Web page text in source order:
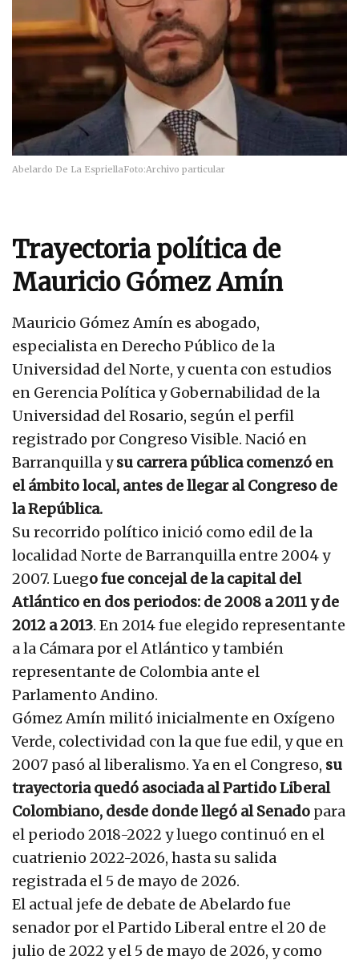
Abelardo De La EspriellaFoto:Archivo particular
Trayectoria política de
Mauricio Gómez Amín
Mauricio Gómez Amín es abogado,
especialista en Derecho Público de la
Universidad del Norte, y cuenta con estudios
en Gerencia Política y Gobernabilidad de la
Universidad del Rosario, según el perfil
registrado por Congreso Visible. Nació en
Barranquilla ysu carrera pública comenzó en
el ámbito local, antes de llegar al Congreso de
la República.
Su recorrido político inició como edil de la
localidad Norte de Barranquilla entre 2004 y
2007. Luego fue concejal de la capital del
Atlántico en dos periodos: de 2008 a 2011 y de
2012 a 2013. En 2014 fue elegido representante
a la Cámara por el Atlántico y también
representante de Colombia ante el
Parlamento Andino.
Gómez Amín militó inicialmente en Oxígeno
Verde, colectividad con la que fue edil, y que en
2007 pasó al liberalismo. Ya en el Congreso, su
trayectoria quedó asociada al Partido Liberal
Colombiano, desde donde llegó al Senado para
el periodo 2018-2022 y luego continuó en el
cuatrienio 2022-2026, hasta su salida
registrada el 5 de mayo de 2026.
El actual jefe de debate de Abelardo fue
senador por el Partido Liberal entre el 20 de
julio de 2022 y el 5 de mayo de 2026, y como